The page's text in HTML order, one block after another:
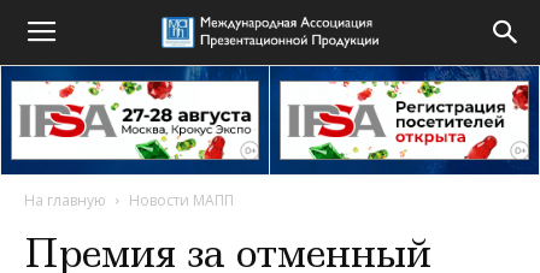
На главную Новости МАПП
Премия за отменный